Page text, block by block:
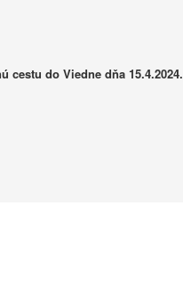
cestu do Viedne dňa 15.4.2024.